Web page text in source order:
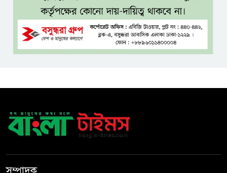
যেতে চায় বাংলাদেশ অনূর্ধ্ব-২০ দল
দেশের ২৩তম রাষ্ট্রপতি হচ্ছেন মির্জা
ফখরুল!
টাঙ্গাইলে স্ত্রী হত্যায় স্বামীর মৃত্যুদণ্ড
রাষ্ট্রপতি পদে বিএনপির দুই